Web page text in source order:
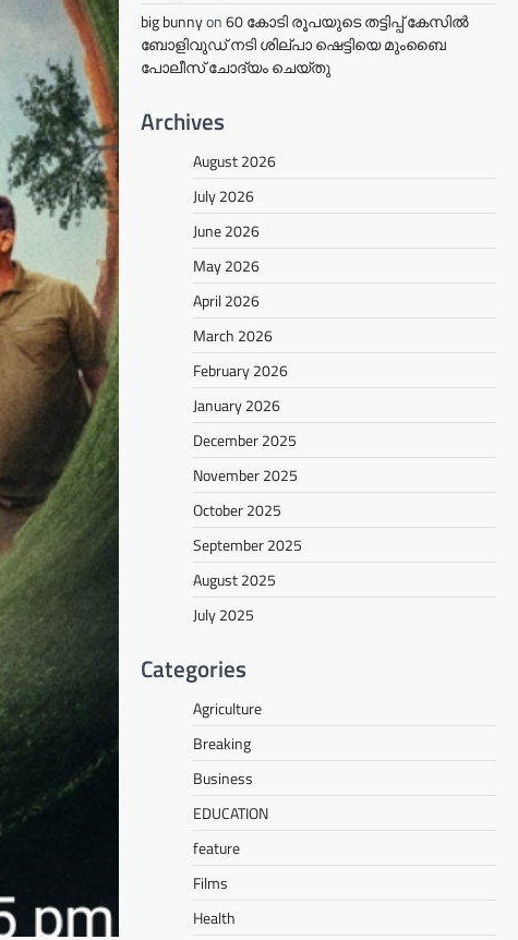
big bunnyon60 കോടി രൂപയുടെ തട്ടിപ്പ് കേസിൽ
ബോളിവുഡ് നടി ശില്പാ ഷെട്ടിയെ മുംബൈ
പോലീസ് ചോദ്യം ചെയ്തു
Archives
August 2026
July 2026
June 2026
May 2026
April 2026
March 2026
February 2026
January 2026
December 2025
November 2025
October 2025
September 2025
August 2025
July 2025
Categories
Agriculture
Breaking
Business
EDUCATION
feature
Films
Health